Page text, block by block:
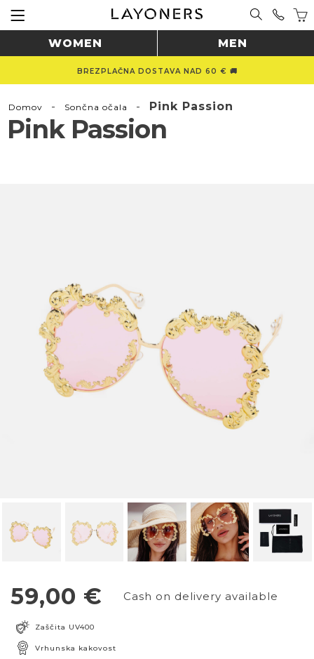
WOMEN MEN
BREZPLAČNA DOSTAVA NAD 60 € 🚚
Domov - Sončna očala - Pink Passion
Pink Passion
59,00 € Cash on delivery available
Zaščita UV400
Vrhunska kakovost